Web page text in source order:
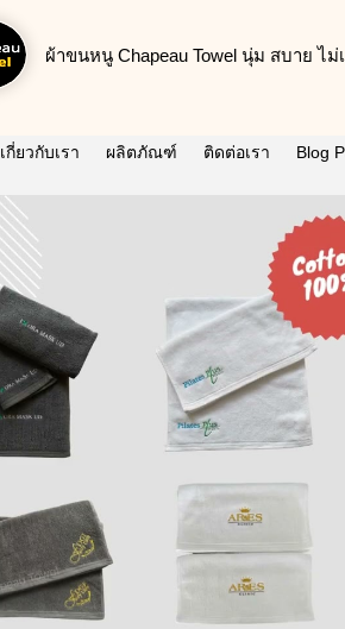
ผ้าขนหนู Chapeau Towel นุ่ม สบาย ไม่
เกี่ยวกับเรา ผลิตภัณฑ์ ติดต่อเรา Blog